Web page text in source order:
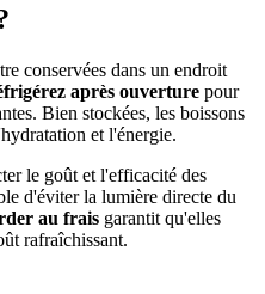
conservées dans un endroit
après ouverture pour
Bien stockées, les boissons
et l'énergie.
le goût et l'efficacité des
d'éviter la lumière directe du
au frais garantit qu'elles
rafraîchissant.